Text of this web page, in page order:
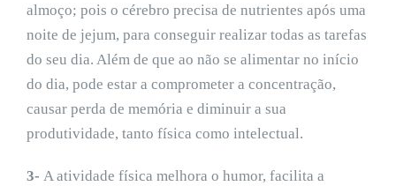
almoço; pois o cérebro precisa de nutrientes após uma
noite de jejum, para conseguir realizar todas as tarefas
do seu dia. Além de que ao não se alimentar no início
do dia, pode estar a comprometer a concentração,
causar perda de memória e diminuir a sua
produtividade, tanto física como intelectual.
3- A atividade física melhora o humor, facilita a